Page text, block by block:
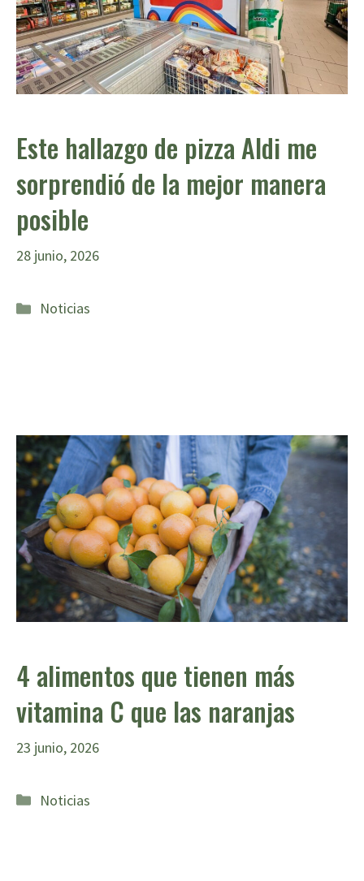
Este hallazgo de pizza Aldi me
sorprendió de la mejor manera
posible
28 junio, 2026
Categorías
Noticias
4 alimentos que tienen más
vitamina C que las naranjas
23 junio, 2026
Categorías
Noticias